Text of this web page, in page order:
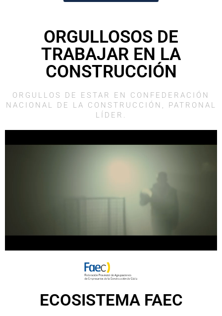
ORGULLOSOS DE
TRABAJAR EN LA
CONSTRUCCIÓN
ORGULLOS DE ESTAR EN CONFEDERACIÓN
NACIONAL DE LA CONSTRUCCIÓN, PATRONAL
LÍDER.
ECOSISTEMA FAEC